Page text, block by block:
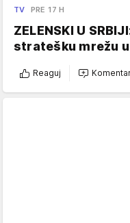
TV PRE 17 H
ZELENSKI U
stratešku mrežu
Reaguj